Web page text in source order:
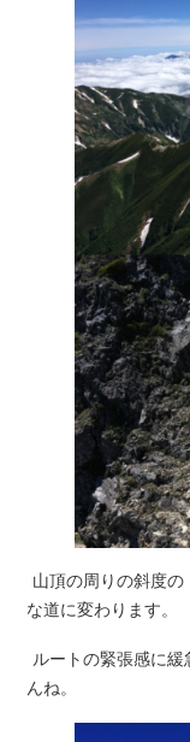
山頂の周りの斜度
な道に変わります。
ルートの緊張感に
んね。